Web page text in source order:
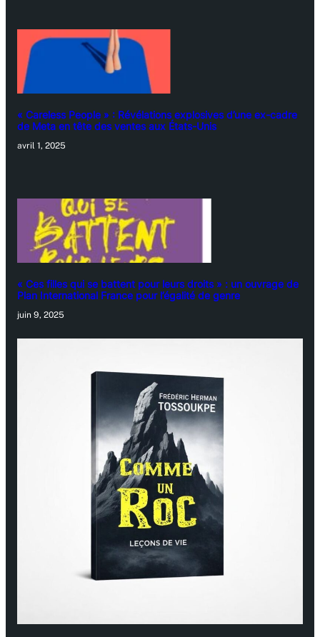
« Careless People » : Révélations explosives d’une ex-cadre
de Meta en tête des ventes aux États-Unis
avril 1, 2025
« Ces filles qui se battent pour leurs droits » : un ouvrage de
Plan International France pour l’égalité de genre
juin 9, 2025